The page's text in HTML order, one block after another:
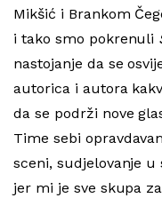
Mikšić i Brankom
i tako smo pokrenuli
nastojanje da se
autorica i autora
da se podrži nove
Time sebi
sceni, sudjelovanje
jer mi je sve skupa